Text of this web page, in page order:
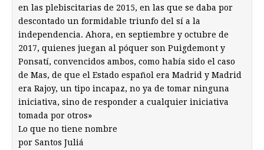
en las plebiscitarias de 2015, en las que se daba por
descontado un formidable triunfo del sí a la
independencia. Ahora, en septiembre y octubre de
2017, quienes juegan al póquer son Puigdemont y
Ponsatí, convencidos ambos, como había sido el caso
de Mas, de que el Estado español era Madrid y Madrid
era Rajoy, un tipo incapaz, no ya de tomar ninguna
iniciativa, sino de responder a cualquier iniciativa
tomada por otros»
Lo que no tiene nombre
por Santos Juliá